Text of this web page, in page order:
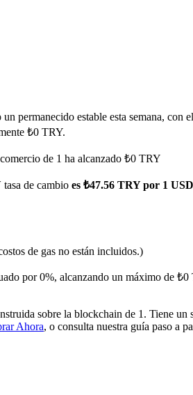
preciosos y materias primas
permanecido estable esta semana, con
₺0 TRY.
de 1 ha alcanzado ₺0 TRY
tasa de cambio es ₺47.56 TRY por 1
de gas no están incluidos.)
por 0%, alcanzando un máximo de
sobre la blockchain de 1. Tiene
Ahora, o consulta nuestra guía paso a